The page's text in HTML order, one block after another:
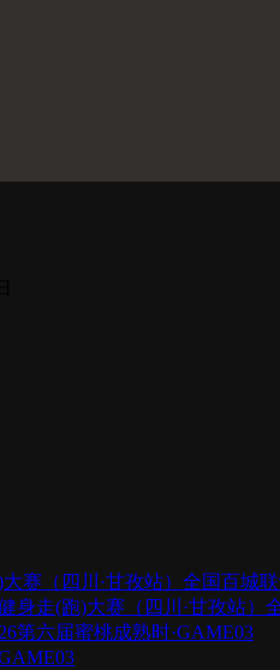
赛（四川·甘孜站）全国百城
身走(跑)大赛（四川·甘孜站
第六届蜜桃成熟时·GAME03